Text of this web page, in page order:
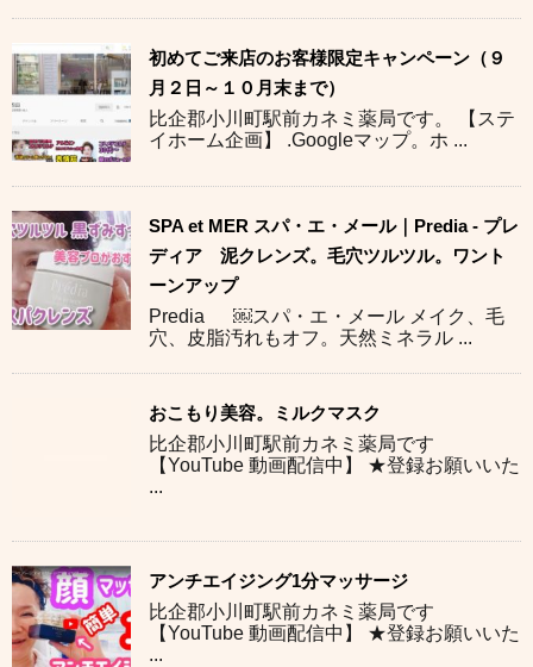
初めてご来店のお客様限定キャンペーン（９
月２日～１０月末まで）
比企郡小川町駅前カネミ薬局です。 【ステ
イホーム企画】 .Googleマップ。ホ ...
SPA et MER スパ・エ・メール｜Predia - プレ
ディア 泥クレンズ。毛穴ツルツル。ワント
ーンアップ
Predia ￼スパ・エ・メール メイク、毛
穴、皮脂汚れもオフ。天然ミネラル ...
おこもり美容。ミルクマスク
比企郡小川町駅前カネミ薬局です
【YouTube 動画配信中】 ★登録お願いいた
...
アンチエイジング1分マッサージ
比企郡小川町駅前カネミ薬局です
【YouTube 動画配信中】 ★登録お願いいた
...